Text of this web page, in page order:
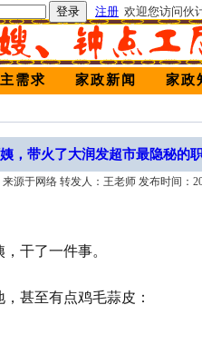
注册 欢迎您访问伙
需求 家政新闻 家政
，带火了大润发超市最隐秘的
来源于网络 转发人：王老师 发布时间：
干了一件事。
甚至有点鸡毛蒜皮：